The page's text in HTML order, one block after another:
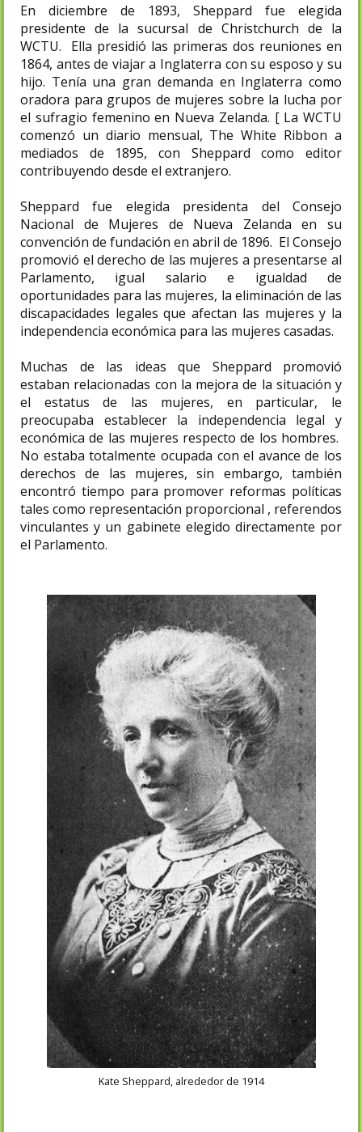
En diciembre de 1893, Sheppard fue elegida
presidente de la sucursal de Christchurch de la
WCTU. Ella presidió las primeras dos reuniones en
1864, antes de viajar a Inglaterra con su esposo y su
hijo. Tenía una gran demanda en Inglaterra como
oradora para grupos de mujeres sobre la lucha por
el sufragio femenino en Nueva Zelanda. [ La WCTU
comenzó un diario mensual, The White Ribbon a
mediados de 1895, con Sheppard como editor
contribuyendo desde el extranjero.
Sheppard fue elegida presidenta del Consejo
Nacional de Mujeres de Nueva Zelanda en su
convención de fundación en abril de 1896. El Consejo
promovió el derecho de las mujeres a presentarse al
Parlamento, igual salario e igualdad de
oportunidades para las mujeres, la eliminación de las
discapacidades legales que afectan las mujeres y la
independencia económica para las mujeres casadas.
Muchas de las ideas que Sheppard promovió
estaban relacionadas con la mejora de la situación y
el estatus de las mujeres, en particular, le
preocupaba establecer la independencia legal y
económica de las mujeres respecto de los hombres.
No estaba totalmente ocupada con el avance de los
derechos de las mujeres, sin embargo, también
encontró tiempo para promover reformas políticas
tales como representación proporcional , referendos
vinculantes y un gabinete elegido directamente por
el Parlamento.
Kate Sheppard, alrededor de 1914